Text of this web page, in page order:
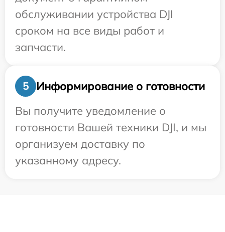
обслуживании устройства DJI
сроком на все виды работ и
запчасти.
5
Информирование о готовности
Вы получите уведомление о
готовности Вашей техники DJI, и мы
организуем доставку по
указанному адресу.